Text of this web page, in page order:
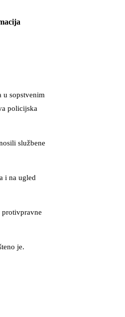
u sopstvenim
policijska
službene
i na ugled
protivpravne
je.